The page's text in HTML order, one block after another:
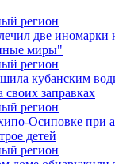
регион
две иномарки
миры"
регион
кубанским
заправках
регион
Осиповке при
детей
регион